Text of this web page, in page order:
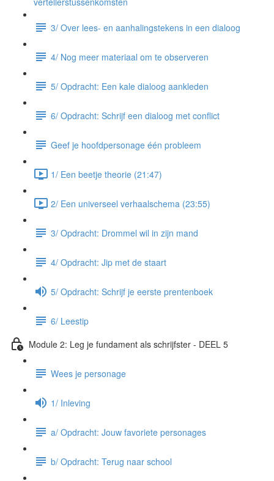
3/ Over lees- en aanhalingstekens in een dialoog
4/ Nog meer materiaal om te observeren
5/ Opdracht: Een kale dialoog aankleden
6/ Opdracht: Schrijf een dialoog met conflict
Geef je hoofdpersonage één probleem
1/ Een beetje theorie (21:47)
2/ Een universeel verhaalschema (23:55)
3/ Opdracht: Drommel wil in zijn mand
4/ Opdracht: Jip met de staart
5/ Opdracht: Schrijf je eerste prentenboek
6/ Leestip
Module 2: Leg je fundament als schrijfster - DEEL 5
Wees je personage
1/ Inleving
a/ Opdracht: Jouw favoriete personages
b/ Opdracht: Terug naar school